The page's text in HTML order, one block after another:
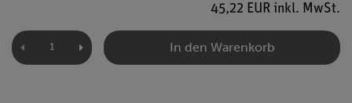
45,22 EUR inkl. MwSt.
In den Warenkorb